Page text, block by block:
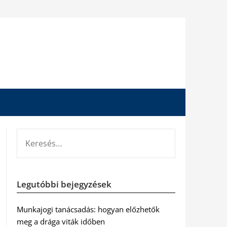
Legutóbbi bejegyzések
Munkajogi tanácsadás: hogyan előzhetők
meg a drága viták időben